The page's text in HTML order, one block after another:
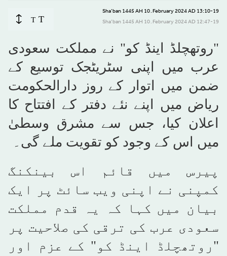
13:10-19 February 2024 AD ـ 10 Sha’ban 1445 AH
12:47-19 February 2024 AD ـ 10 Sha’ban 1445 AH
T
T
"روتھچلڈ اینڈ کو" نے مملکت سعودی
عرب میں اپنی سٹریٹجک توسیع کے
ضمن میں اتوار کے روز دارالحکومت
ریاض میں اپنے نئے دفتر کے افتتاح کا
اعلان کیا، جس سے مشرق وسطیٰ
میں اس کے وجود کو تقویت ملے گی۔
پیرس میں قائم اس بینکنگ
کمپنی نے اپنی ویب سائٹ پر ایک
بیان میں کہا کہ یہ قدم مملکت
سعودی عرب کی ترقی کی صلاحیت پر
"روتھچلڈ اینڈ کو" کے عزم اور